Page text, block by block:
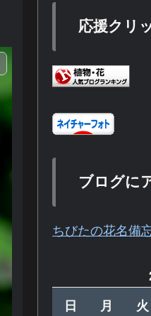
応援クリ
ブログに
ちびたの花名備
日
月 火